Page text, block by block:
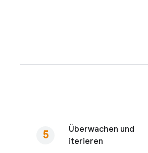
Überwachen und
iterieren